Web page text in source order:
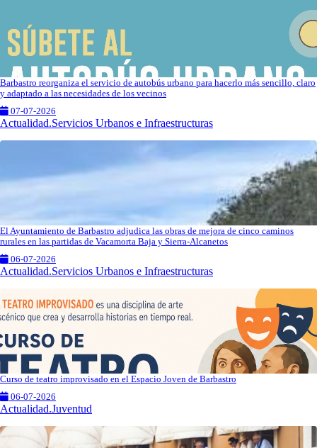
Barbastro reorganiza el servicio de autobús urbano para hacerlo más sencillo, claro
y adaptado a las necesidades de los vecinos
07-07-2026
Actualidad.Servicios Urbanos e Infraestructuras
El Ayuntamiento de Barbastro adjudica las obras de mejora de cinco caminos
rurales en las partidas de Vacamorta Baja y Sierra-Alcanetos
06-07-2026
Actualidad.Servicios Urbanos e Infraestructuras
Curso de teatro improvisado en el Espacio Joven de Barbastro
06-07-2026
Actualidad.Juventud